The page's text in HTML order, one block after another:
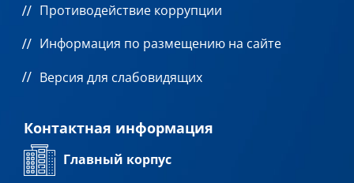
Противодействие коррупции
Информация по размещению на сайте
Версия для слабовидящих
Контактная информация
Главный корпус